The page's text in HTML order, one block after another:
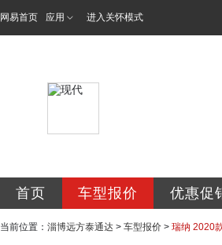
网易首页 应用 进入关怀模式
首页 车型报价 优惠促
当前位置： 淄博远方泰通达 > 车型报价 > 瑞纳 2020